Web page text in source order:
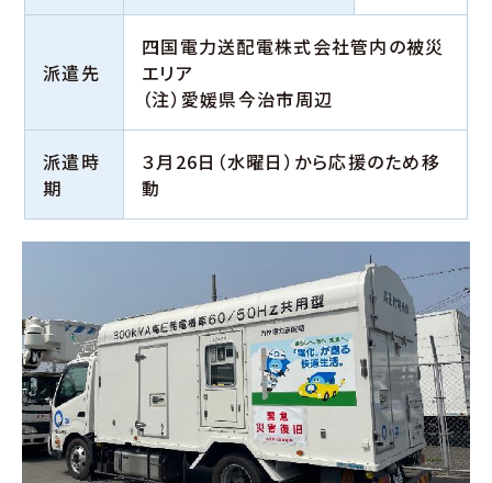
派遣先
四国電力送配電株式会社管内の被災
エリア
（注）愛媛県今治市周辺
派遣時
期
３月26日（水曜日）から応援のため移
動